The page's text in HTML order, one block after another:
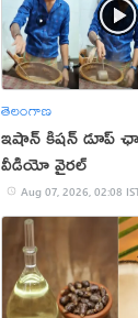
తెలంగాణ
ఇషాన్ కిషన్
వీడియో వైరల్
Aug 07, 2026, 02:08